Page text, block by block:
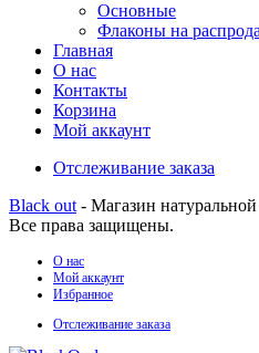
Основные
Флаконы на
Главная
О нас
Контакты
Корзина
Мой аккаунт
Отслеживание заказа
Black out - Магазин
Все права защищены.
О нас
Мой аккаунт
Избранное
Отслеживание заказа